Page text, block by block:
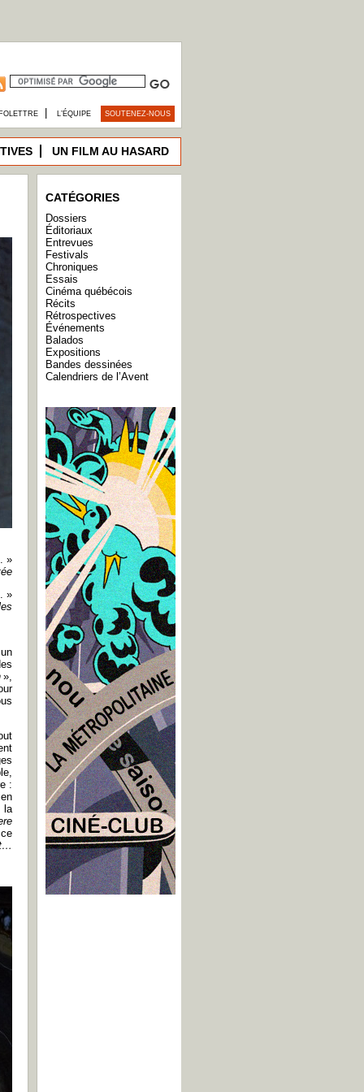
L’ÉQUIPE SOUTENEZ-NOUS
UN FILM AU HASARD
»
. »
»,
:
la
CATÉGORIES
Dossiers
Éditoriaux
Entrevues
Festivals
Chroniques
Essais
Cinéma québécois
Récits
Rétrospectives
Événements
Balados
Expositions
Bandes dessinées
Calendriers de l’Avent